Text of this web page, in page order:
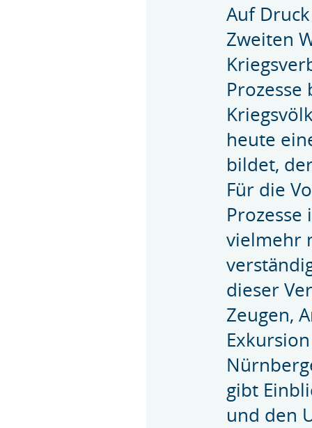
Auf
Zweiten
heute
bildet,
Für die
vielmehr
dieser
Zeugen,
gibt
und den